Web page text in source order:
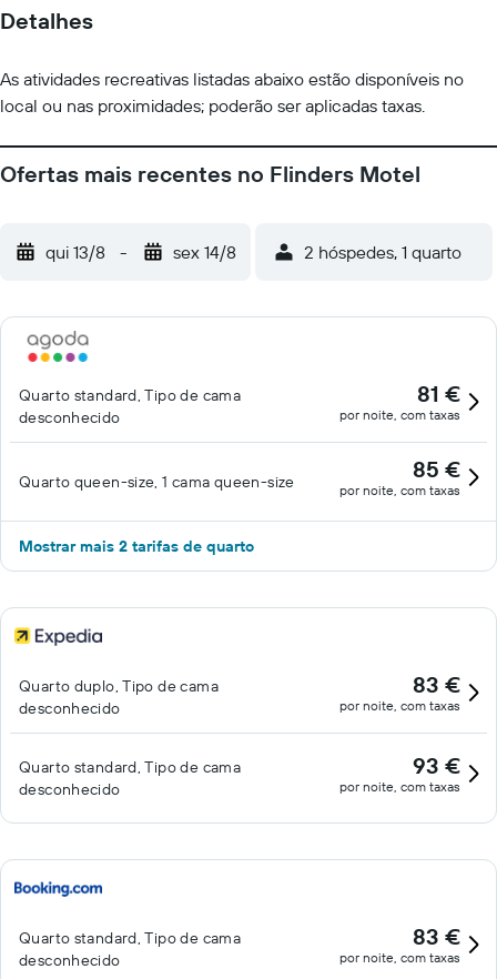
Detalhes
As atividades recreativas listadas abaixo estão disponíveis no
local ou nas proximidades; poderão ser aplicadas taxas.
Ofertas mais recentes no Flinders Motel
qui 13/8 - sex 14/8 2 hóspedes, 1 quarto
Quarto standard, Tipo de cama
desconhecido
81 €
por noite, com taxas
Quarto queen-size, 1 cama queen-size 85 €
por noite, com taxas
Mostrar mais 2 tarifas de quarto
Quarto duplo, Tipo de cama
desconhecido
83 €
por noite, com taxas
Quarto standard, Tipo de cama
desconhecido
93 €
por noite, com taxas
Quarto standard, Tipo de cama
desconhecido
83 €
por noite, com taxas